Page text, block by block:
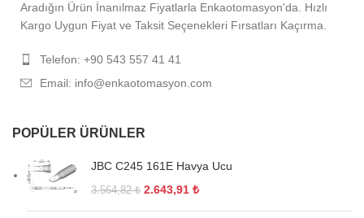
Aradığın Ürün İnanılmaz Fiyatlarla Enkaotomasyon'da. Hızlı
Kargo Uygun Fiyat ve Taksit Seçenekleri Fırsatları Kaçırma.
Telefon: +90 543 557 41 41
Email: info@enkaotomasyon.com
POPÜLER ÜRÜNLER
JBC C245 161E Havya Ucu
3.564,82₺ 2.643,91 ₺